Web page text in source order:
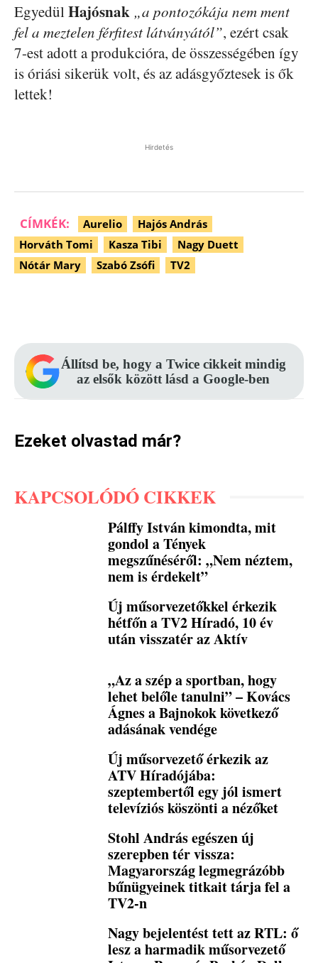
EgyedülHajósnak „a pontozókája nem ment
fel a meztelen férfitest látványától”, ezért csak
7-est adott a produkcióra, de összességében így
is óriási sikerük volt, és az adásgyőztesek is ők
lettek!
Hirdetés
CÍMKÉK: Aurelio
Hajós András
Horváth Tomi
Kasza Tibi
Nagy Duett
Nótár Mary
Szabó Zsófi TV2
Állítsd be, hogy a Twice cikkeit mindig
az elsők között lásd a Google-ben
Ezeket olvastad már?
KAPCSOLÓDÓ CIKKEK
Pálffy István kimondta, mit
gondol a Tények
megszűnéséről: „Nem néztem,
nem is érdekelt”
Új műsorvezetőkkel érkezik
hétfőn a TV2 Híradó, 10 év
után visszatér az Aktív
„Az a szép a sportban, hogy
lehet belőle tanulni” – Kovács
Ágnes a Bajnokok következő
adásának vendége
Új műsorvezető érkezik az
ATV Híradójába:
szeptembertől egy jól ismert
televíziós köszönti a nézőket
Stohl András egészen új
szerepben tér vissza:
Magyarország legmegrázóbb
bűnügyeinek titkait tárja fel a
TV2-n
Nagy bejelentést tett az RTL: ő
lesz a harmadik műsorvezető